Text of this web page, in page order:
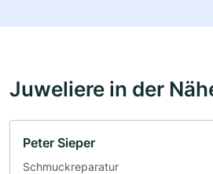
Juweliere in der
Peter Sieper
Schmuckreparatur